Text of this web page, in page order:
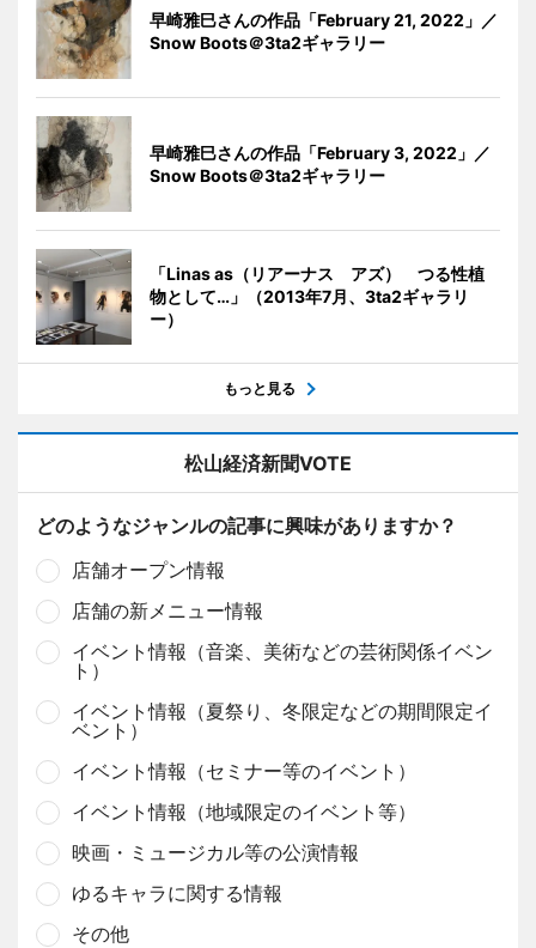
早崎雅巳さんの作品「February 21, 2022」／
Snow Boots＠3ta2ギャラリー
早崎雅巳さんの作品「February 3, 2022」／
Snow Boots＠3ta2ギャラリー
「Linas as（リアーナス アズ） つる性植
物として…」（2013年7月、3ta2ギャラリ
ー）
もっと見る
松山経済新聞VOTE
どのようなジャンルの記事に興味がありますか？
店舗オープン情報
店舗の新メニュー情報
イベント情報（音楽、美術などの芸術関係イベン
ト）
イベント情報（夏祭り、冬限定などの期間限定イ
ベント）
イベント情報（セミナー等のイベント）
イベント情報（地域限定のイベント等）
映画・ミュージカル等の公演情報
ゆるキャラに関する情報
その他